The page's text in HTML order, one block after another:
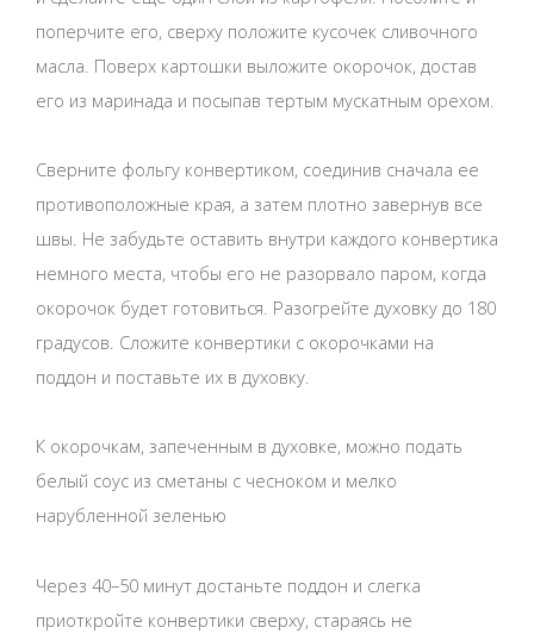
поперчите его, сверху положите кусочек сливочного
масла. Поверх картошки выложите окорочок, достав
его из маринада и посыпав тертым мускатным орехом.
Сверните фольгу конвертиком, соединив сначала ее
противоположные края, а затем плотно завернув все
швы. Не забудьте оставить внутри каждого конвертика
немного места, чтобы его не разорвало паром, когда
окорочок будет готовиться. Разогрейте духовку до 180
градусов. Сложите конвертики с окорочками на
поддон и поставьте их в духовку.
К окорочкам, запеченным в духовке, можно подать
белый соус из сметаны с чесноком и мелко
нарубленной зеленью
Через 40–50 минут достаньте поддон и слегка
приоткройте конвертики сверху, стараясь не